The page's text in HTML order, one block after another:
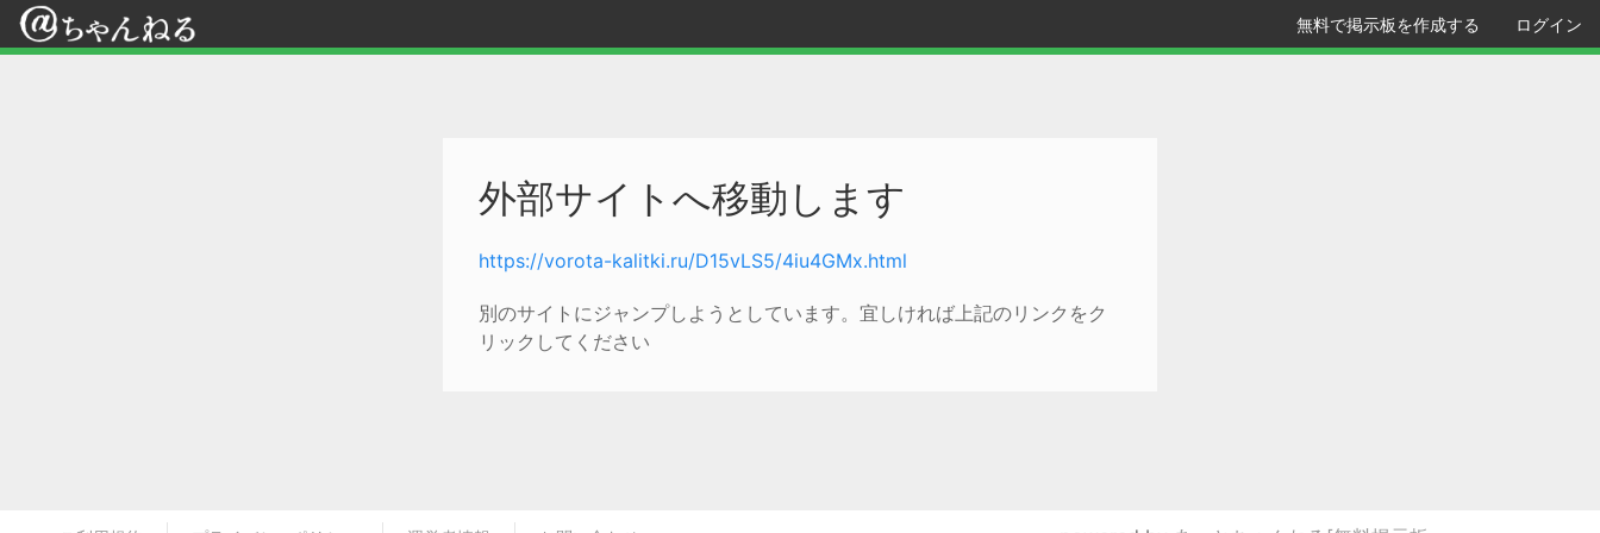
無料で掲示板を作成する ログイン
外部サイトへ移動します
https://vorota-kalitki.ru/D15vLS5/4iu4GMx.html
別のサイトにジャンプしようとしています。宜しければ上記のリンクをク
リックしてください